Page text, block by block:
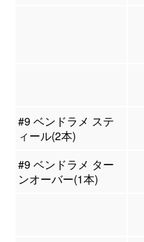
#9 ベンドラメ ステ
ィール(2本)
#9 ベンドラメ ター
ンオーバー(1本)